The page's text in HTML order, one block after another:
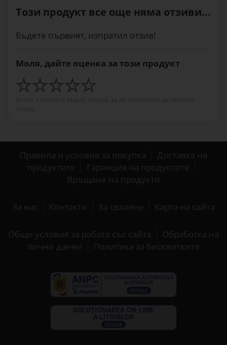
Този продукт все още няма отзиви...
Бъдете първият, изпратил отзив!
Моля, дайте оценка за този продукт
Правила и условия за покупка
Доставка на
продуктите
Гаранция на продуктите
Връщане на продукти
За нас Контакти За сваляне Карта на сайта
Общи условия за работа със сайта
Обработка на
лични данни
Политика за бисквитките